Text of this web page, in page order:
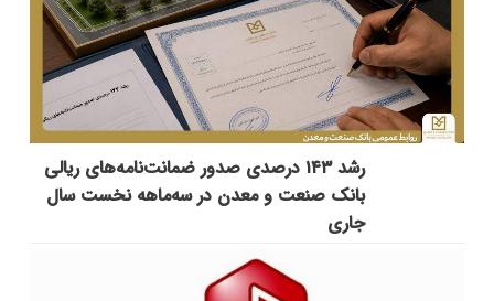
رشد ۱۴۳ درصدی صدور ضمانت‌نامه‌های ریالی
بانک صنعت و معدن در سه‌ماهه نخست سال
جاری